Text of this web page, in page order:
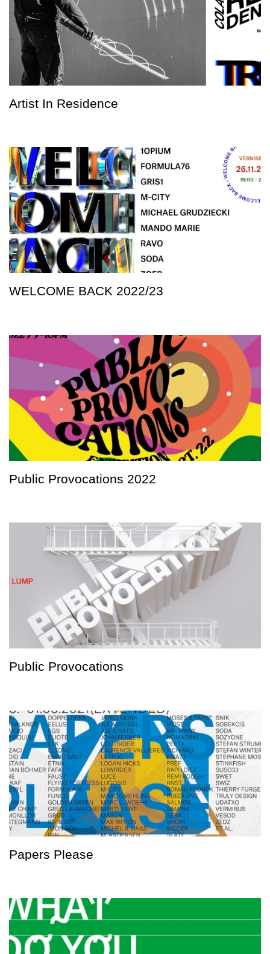
Artist In Residence
WELCOME BACK 2022/23
Public Provocations 2022
Public Provocations
Papers Please